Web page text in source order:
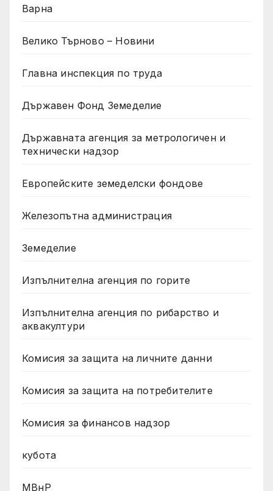
Варна
Велико Търново – Новини
Главна инспекция по труда
Държавен Фонд Земеделие
Държавната агенция за метрологичен и
технически надзор
Европейските земеделски фондове
Железопътна администрация
Земеделие
Изпълнителна агенция по горите
Изпълнителна агенция по рибарство и
аквакултури
Комисия за защита на личните данни
Комисия за защита на потребителите
Комисия за финансов надзор
кубота
МВнР